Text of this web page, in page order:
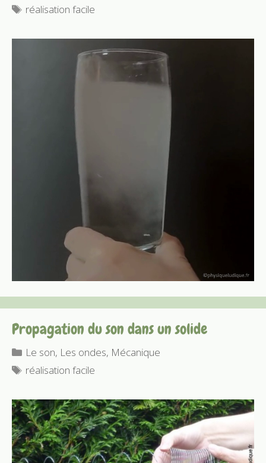
Étiquettes
réalisation facile
Propagation du son dans un solide
Catégories
Le son, Les ondes, Mécanique
Étiquettes
réalisation facile